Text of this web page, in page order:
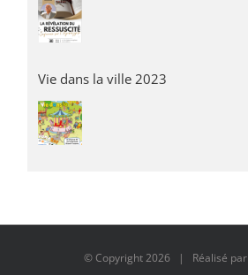
Vie dans la ville 2023
© Copyright2026 | Réalisé par